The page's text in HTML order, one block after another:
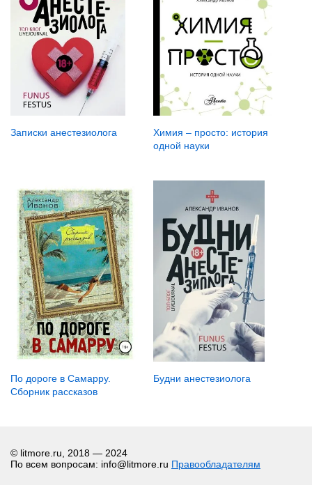
Записки анестезиолога
Химия – просто: история
одной науки
По дороге в Самарру.
Сборник рассказов
Будни анестезиолога
© litmore.ru, 2018 — 2024
По всем вопросам: info@litmore.ru Правообладателям